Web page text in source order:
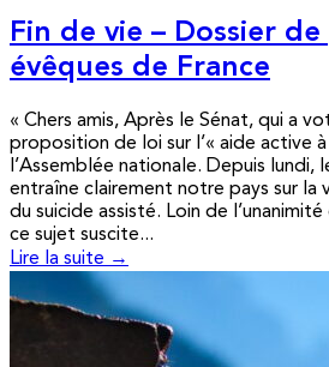
Fin de vie – Dossier de
évêques de France
« Chers amis, Après le Sénat, qui a
proposition de loi sur l’« aide active
l’Assemblée nationale. Depuis
entraîne clairement notre pays sur la
du suicide assisté. Loin de
ce sujet suscite...
Lire la suite →